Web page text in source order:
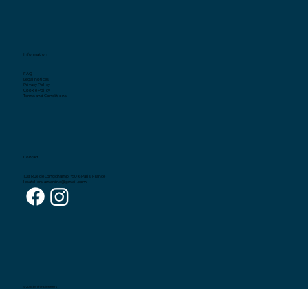
Information
FAQ
Legal notices
Privacy Policy
Cookie Policy
Terms and Conditions
Contact
108 Rue de Longchamp, 75016 Paris, France
lesatelierslamartine@gmail.com
© 2025 by the pioneers